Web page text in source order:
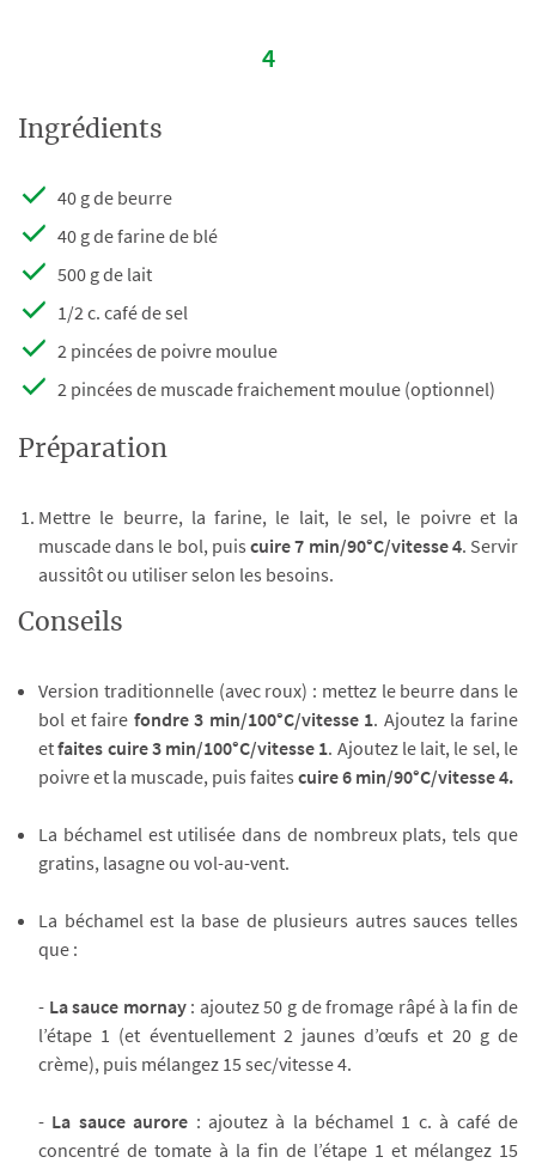
4
Ingrédients
40 g de beurre
40 g de farine de blé
500 g de lait
1/2 c. café de sel
2 pincées de poivre moulue
2 pincées de muscade fraichement moulue (optionnel)
Préparation
Mettre le beurre, la farine, le lait, le sel, le poivre et la
muscade dans le bol, puiscuire 7 min/90°C/vitesse 4. Servir
aussitôt ou utiliser selon les besoins.
Conseils
Version traditionnelle (avec roux) : mettez le beurre dans le
bol et faire fondre 3 min/100°C/vitesse 1. Ajoutez la farine
etfaites cuire 3 min/100°C/vitesse 1. Ajoutez le lait, le sel, le
poivre et la muscade, puis faites cuire 6 min/90°C/vitesse 4.
La béchamel est utilisée dans de nombreux plats, tels que
gratins, lasagne ou vol-au-vent.
La béchamel est la base de plusieurs autres sauces telles
que :
- La sauce mornay: ajoutez 50 g de fromage râpé à la fin de
l’étape 1 (et éventuellement 2 jaunes d’œufs et 20 g de
crème), puis mélangez 15 sec/vitesse 4.
- La sauce aurore : ajoutez à la béchamel 1 c. à café de
concentré de tomate à la fin de l’étape 1 et mélangez 15